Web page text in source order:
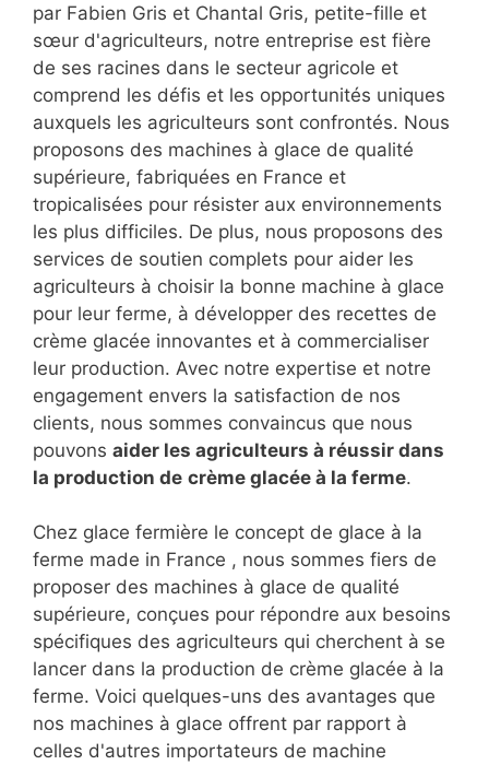
par Fabien Gris et Chantal Gris, petite-fille et
sœur d'agriculteurs, notre entreprise est fière
de ses racines dans le secteur agricole et
comprend les défis et les opportunités uniques
auxquels les agriculteurs sont confrontés. Nous
proposons des machines à glace de qualité
supérieure, fabriquées en France et
tropicalisées pour résister aux environnements
les plus difficiles. De plus, nous proposons des
services de soutien complets pour aider les
agriculteurs à choisir la bonne machine à glace
pour leur ferme, à développer des recettes de
crème glacée innovantes et à commercialiser
leur production. Avec notre expertise et notre
engagement envers la satisfaction de nos
clients, nous sommes convaincus que nous
pouvons aider les agriculteurs à réussir dans
la production de crème glacée à la ferme.
Chez glace fermière le concept de glace à la
ferme made in France , nous sommes fiers de
proposer des machines à glace de qualité
supérieure, conçues pour répondre aux besoins
spécifiques des agriculteurs qui cherchent à se
lancer dans la production de crème glacée à la
ferme. Voici quelques-uns des avantages que
nos machines à glace offrent par rapport à
celles d'autres importateurs de machine